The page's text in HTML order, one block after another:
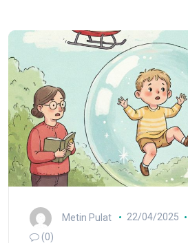
Metin Pulat 22/04/2025
(0)